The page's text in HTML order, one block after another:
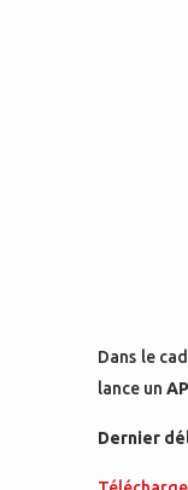
Dans le
lance un
Dernier